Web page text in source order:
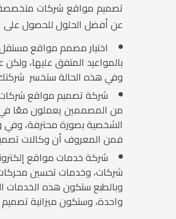
تصميم مواقع شركات
عن أفضل الحلول للحصول على
اختيار مصمم مواقع
بالمواعيد المتفق عليها، ولكن
وفي هذه الحالة ستخسر شركتك
شركة تصميم مواقع
من المصممين يعملون معًا
الشخصية بصورة محترفة، وفي
فمن المعروف أن وكالات
شركة خدمات مواقع
شركات، وخدمات تحسين
وبالطبع ستكون هذه الخدمات
واحدة، وستكون ميزانية